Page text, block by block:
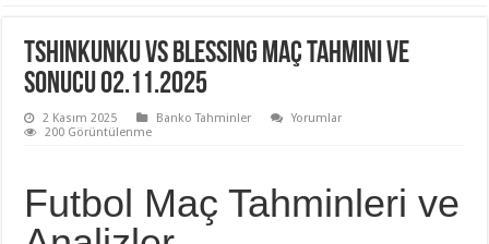
Tshinkunku vs Blessing Maç Tahmini ve
Sonucu 02.11.2025
2 Kasım 2025 Banko Tahminler
Yorumlar
200 Görüntülenme
Futbol Maç Tahminleri ve